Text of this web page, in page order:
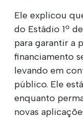
Ele explicou
do Estádio 1º
para garantir a
financiamento
levando em
público. Ele
enquanto
novas